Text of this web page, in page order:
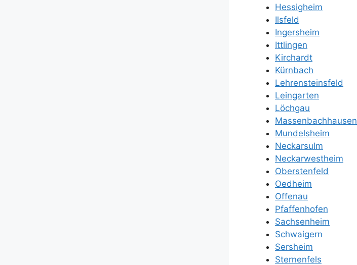
Hessigheim
Ilsfeld
Ingersheim
Ittlingen
Kirchardt
Kürnbach
Lehrensteinsfeld
Leingarten
Löchgau
Massenbachhausen
Mundelsheim
Neckarsulm
Neckarwestheim
Oberstenfeld
Oedheim
Offenau
Pfaffenhofen
Sachsenheim
Schwaigern
Sersheim
Sternenfels